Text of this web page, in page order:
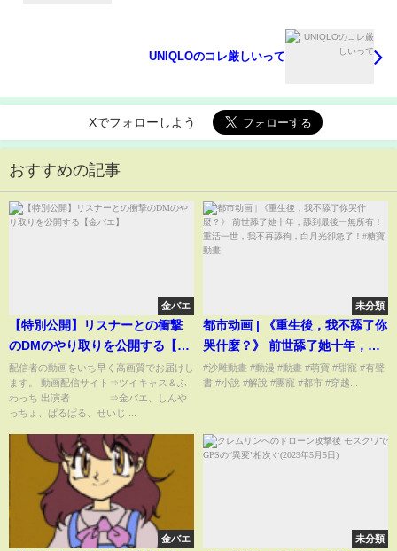
UNIQLOのコレ厳しいって
Xでフォローしよう
おすすめの記事
金バエ
【特別公開】リスナーとの衝撃
のDMのやり取りを公開する【金
バエ】
配信者の動画をいち早く高画質でお届けし
ます。 動画配信サイト⇒ツイキャス＆ふ
わっち 出演者 ⇒金バエ、しんや
っちょ、ぱるぱる、せいじ ...
未分類
都市动画 | 《重生後，我不舔了你
哭什麼？》 前世舔了她十年，舔
到最後一無所有！重活一世，我
不再舔狗，白月光卻急了！#糖寶
#沙雕動畫 #動漫 #動畫 #萌寶 #甜寵 #有聲
書 #小說 #解說 #團寵 #都市 #穿越...
金バエ 未分類